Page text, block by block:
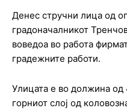
Денес стручни лица од
градоначалникот
воведоа во работа
градежните работи.
Улицата е во должина од
горниот слој од